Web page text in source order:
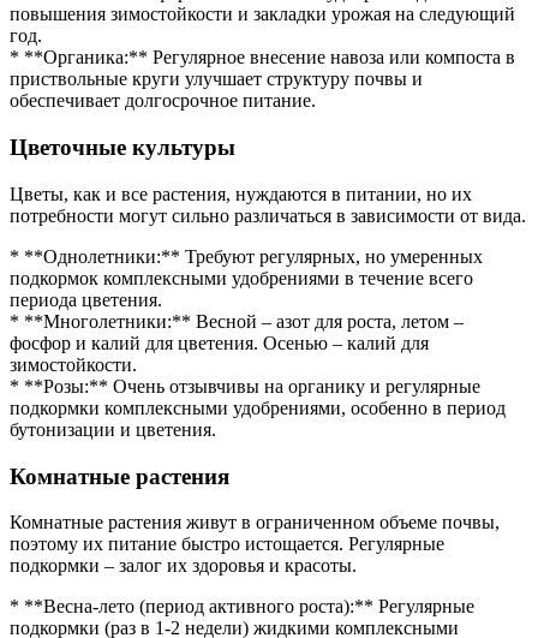
повышения зимостойкости и закладки урожая на следующий
год.
* **Органика:** Регулярное внесение навоза или компоста в
приствольные круги улучшает структуру почвы и
обеспечивает долгосрочное питание.
Цветочные культуры
Цветы, как и все растения, нуждаются в питании, но их
потребности могут сильно различаться в зависимости от вида.
* **Однолетники:** Требуют регулярных, но умеренных
подкормок комплексными удобрениями в течение всего
периода цветения.
* **Многолетники:** Весной – азот для роста, летом –
фосфор и калий для цветения. Осенью – калий для
зимостойкости.
* **Розы:** Очень отзывчивы на органику и регулярные
подкормки комплексными удобрениями, особенно в период
бутонизации и цветения.
Комнатные растения
Комнатные растения живут в ограниченном объеме почвы,
поэтому их питание быстро истощается. Регулярные
подкормки – залог их здоровья и красоты.
* **Весна-лето (период активного роста):** Регулярные
подкормки (раз в 1-2 недели) жидкими комплексными